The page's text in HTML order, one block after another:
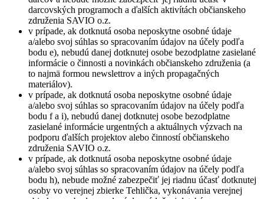
darcovských programoch a ďalších aktivítách občianskeho
združenia SAVIO o.z.
v prípade, ak dotknutá osoba neposkytne osobné údaje
a/alebo svoj súhlas so spracovaním údajov na účely podľa
bodu e), nebudú danej dotknutej osobe bezodplatne zasielané
informácie o činnosti a novinkách občianskeho združenia (a
to najmä formou newslettrov a iných propagačných
materiálov).
v prípade, ak dotknutá osoba neposkytne osobné údaje
a/alebo svoj súhlas so spracovaním údajov na účely podľa
bodu f a i), nebudú danej dotknutej osobe bezodplatne
zasielané informácie urgentných a aktuálnych výzvach na
podporu ďalších projektov alebo činností občianskeho
združenia SAVIO o.z.
v prípade, ak dotknutá osoba neposkytne osobné údaje
a/alebo svoj súhlas so spracovaním údajov na účely podľa
bodu h), nebude možné zabezpečiť jej riadnu účasť dotknutej
osoby vo verejnej zbierke Tehlička, vykonávania verejnej